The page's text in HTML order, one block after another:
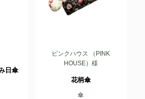
日傘
ピンクハウス （PINK
HOUSE）様
花柄傘
傘